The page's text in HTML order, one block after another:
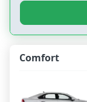
Comfort